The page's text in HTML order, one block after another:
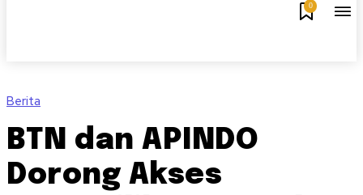
0
Berita
BTN dan APINDO
Dorong Akses